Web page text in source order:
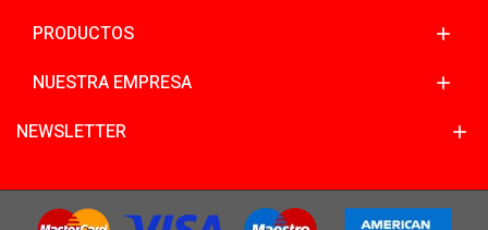
PRODUCTOS
NUESTRA EMPRESA
NEWSLETTER